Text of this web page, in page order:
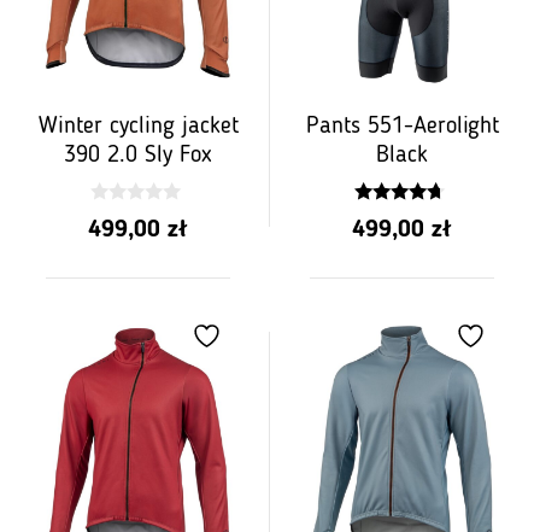
Winter cycling jacket
390 2.0 Sly Fox
0
z
499,00 zł
Pants 551-Aerolight
Black
4.50
z 5
499,00 zł